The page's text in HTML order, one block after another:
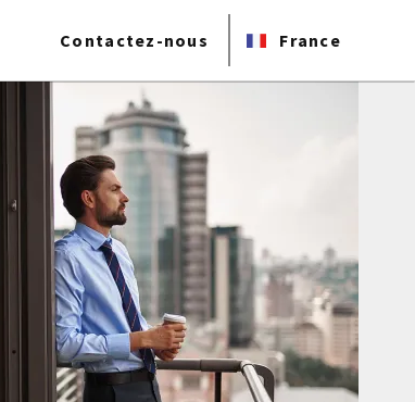
Contactez-nous France